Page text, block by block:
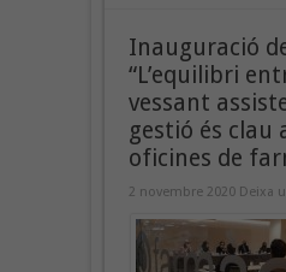
Inauguració
“L’equilibri
vessant
gestió és clau
oficines de
2 novembre 2020 Deixa